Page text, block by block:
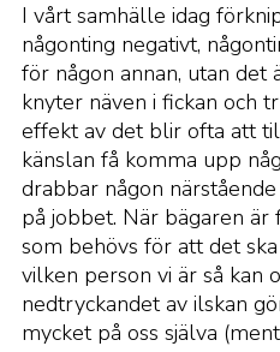
I vårt samhälle idag
någonting negativt,
för någon annan, utan det
knyter näven i fickan och
effekt av det blir ofta att
känslan få komma upp
drabbar någon
på jobbet. När bägaren
som behövs för att det
vilken person vi är så kan
nedtryckandet av ilskan
mycket på oss själva